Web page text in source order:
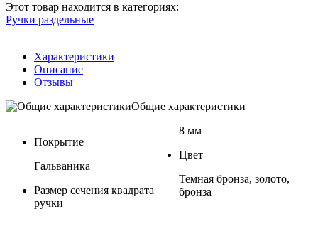
Этот товар находится в категориях:
Ручки раздельные
Характеристики
Описание
Отзывы
Общие характеристики
Покрытие
Гальваника
Размер сечения квадрата
ручки
8 мм
Цвет
Темная бронза, золото,
бронза